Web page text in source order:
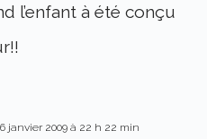
l’enfant à été conçu
janvier 2009 à 22 h 22 min